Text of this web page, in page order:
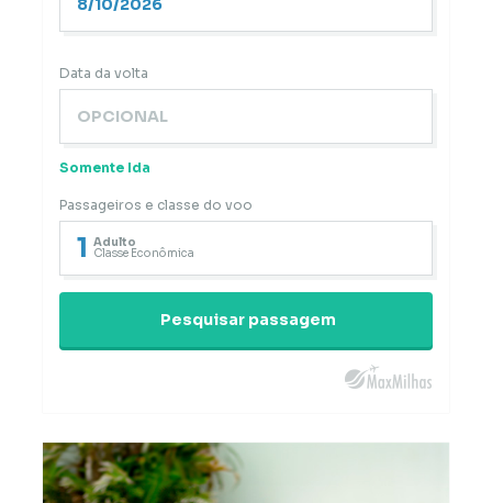
Data da volta
Somente Ida
Passageiros e classe do voo
1 Adulto
Classe Econômica
Pesquisar passagem